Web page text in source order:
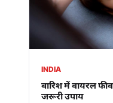
INDIA
बारिश में वायरल
जरूरी उपाय